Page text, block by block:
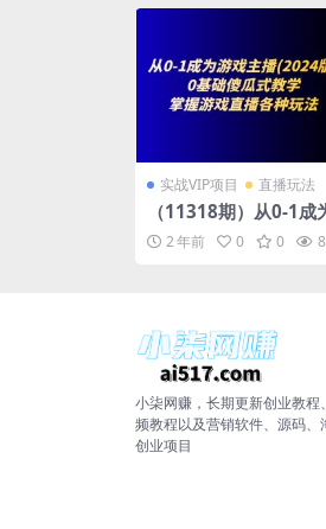
实战VIP项目 直播玩法
（11318期）从0-1成
戏主播(2024版)：0基
瓜式教学，掌握游戏
2 年前 0 0 8
小柒网赚，长期更新创业教
频教程以及营销软件、源码
创业项目